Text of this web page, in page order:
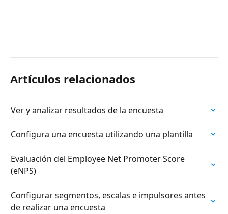
Artículos relacionados
Ver y analizar resultados de la encuesta
Configura una encuesta utilizando una plantilla
Evaluación del Employee Net Promoter Score
(eNPS)
Configurar segmentos, escalas e impulsores antes
de realizar una encuesta